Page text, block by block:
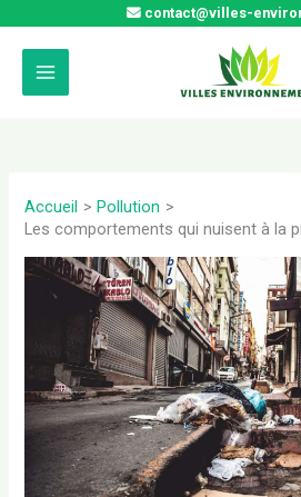
contenu
contact@villes-
Accueil
Pollution
Les comportements qui nuisent à la